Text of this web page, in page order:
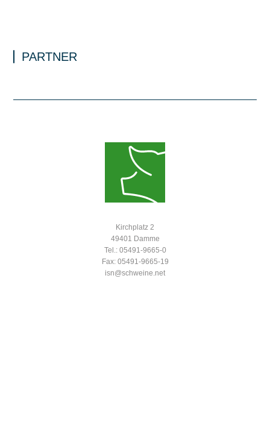
PARTNER
Kirchplatz 2
49401 Damme
Tel.: 05491-9665-0
Fax: 05491-9665-19
isn@schweine.net